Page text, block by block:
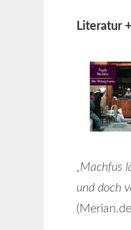
Literatur
„Machfus
und doch